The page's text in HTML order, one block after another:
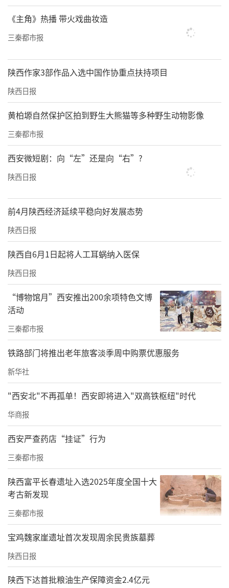
《主角》热播 带火戏曲妆造
三秦都市报
陕西作家3部作品入选中国作协重点扶持项目
陕西日报
黄柏塬自然保护区拍到野生大熊猫等多种野生动物影像
三秦都市报
西安微短剧：向“左”还是向“右”?
陕西日报
前4月陕西经济延续平稳向好发展态势
陕西日报
陕西自6月1日起将人工耳蜗纳入医保
陕西日报
“博物馆月”西安推出200余项特色文博
活动
三秦都市报
铁路部门将推出老年旅客淡季周中购票优惠服务
新华社
"西安北"不再孤单！西安即将进入"双高铁枢纽"时代
华商报
西安严查药店“挂证”行为
三秦都市报
陕西富平长春遗址入选2025年度全国十大
考古新发现
三秦都市报
宝鸡魏家崖遗址首次发现周余民贵族墓葬
陕西日报
陕西下达首批粮油生产保障资金2.4亿元